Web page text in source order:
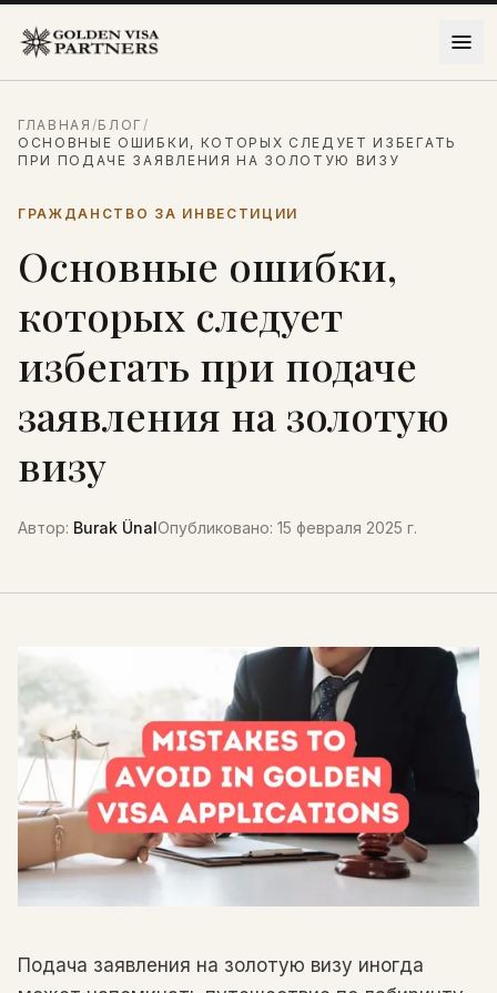
ГЛАВНАЯ /БЛОГ/
ОСНОВНЫЕ ОШИБКИ, КОТОРЫХ СЛЕДУЕТ ИЗБЕГАТЬ
ПРИ ПОДАЧЕ ЗАЯВЛЕНИЯ НА ЗОЛОТУЮ ВИЗУ
ГРАЖДАНСТВО ЗА ИНВЕСТИЦИИ
Основные ошибки,
которых следует
избегать при подаче
заявления на золотую
визу
Автор: Burak ÜnalОпубликовано: 15 февраля 2025 г.
Подача заявления на золотую визу иногда